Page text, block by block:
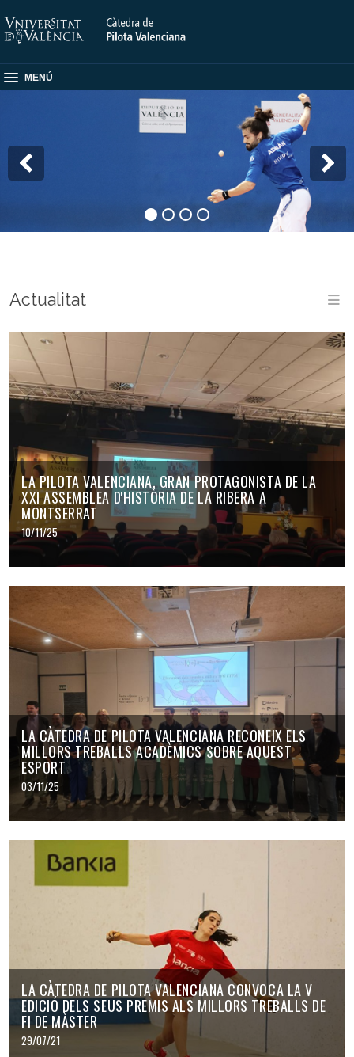
MENÚ
Actualitat
LA PILOTA VALENCIANA, GRAN PROTAGONISTA DE LA
XXI ASSEMBLEA D'HISTÒRIA DE LA RIBERA A
MONTSERRAT
10/11/25
LA CÀTEDRA DE PILOTA VALENCIANA RECONEIX ELS
MILLORS TREBALLS ACADÈMICS SOBRE AQUEST
ESPORT
03/11/25
LA CÀTEDRA DE PILOTA VALENCIANA CONVOCA LA V
EDICIÓ DELS SEUS PREMIS ALS MILLORS TREBALLS DE
FI DE MÀSTER
29/07/21